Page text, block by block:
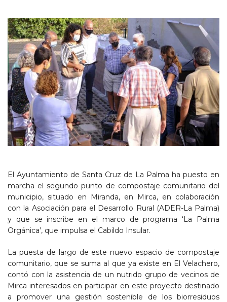
El Ayuntamiento de Santa Cruz de La Palma ha puesto en
marcha el segundo punto de compostaje comunitario del
municipio, situado en Miranda, en Mirca, en colaboración
con la Asociación para el Desarrollo Rural (ADER-La Palma)
y que se inscribe en el marco de programa ‘La Palma
Orgánica’, que impulsa el Cabildo Insular.
La puesta de largo de este nuevo espacio de compostaje
comunitario, que se suma al que ya existe en El Velachero,
contó con la asistencia de un nutrido grupo de vecinos de
Mirca interesados en participar en este proyecto destinado
a promover una gestión sostenible de los biorresiduos